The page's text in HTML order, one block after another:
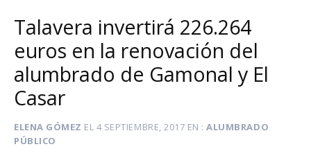
Talavera invertirá 226.264
euros en la renovación del
alumbrado de Gamonal y El
Casar
ELENA GÓMEZ EL 4 SEPTIEMBRE, 2017 EN
ALUMBRADO
PÚBLICO